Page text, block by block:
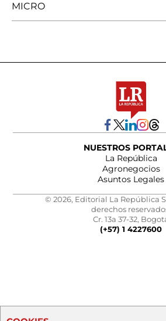
MICRO
NUESTROS
La República
Agronegocios
Asuntos Legales
© 2026, Editorial La República
derechos
Cr. 13a 37-32,
(+57) 1 4227600